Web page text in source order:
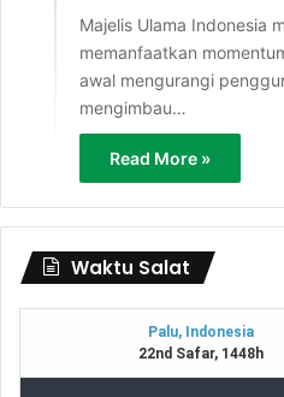
Majelis Ulama Indonesia
memanfaatkan
awal mengurangi
mengimbau…
Read More »
Waktu Salat